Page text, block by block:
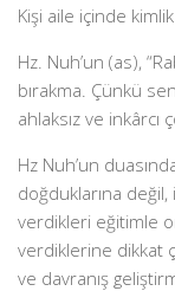
Kişi aile içinde
Hz. Nuh’un (as),
bırakma. Çünkü
ahlaksız ve
Hz Nuh’un
doğduklarına değil,
verdikleri eğitimle
verdiklerine dikkat
ve davranış